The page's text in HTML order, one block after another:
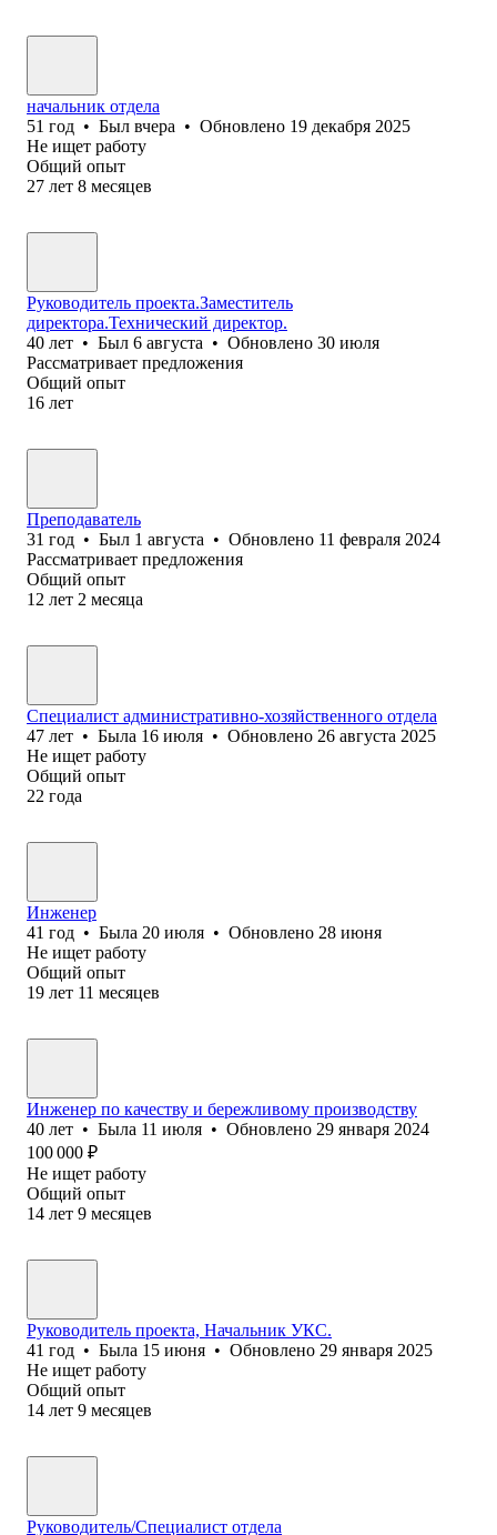
начальник отдела
51 год • Был вчера • Обновлено 19 декабря 2025
Не ищет работу
Общий опыт
27 лет 8 месяцев
Руководитель проекта.Заместитель
директора.Технический директор.
40 лет • Был 6 августа • Обновлено 30 июля
Рассматривает предложения
Общий опыт
16 лет
Преподаватель
31 год • Был 1 августа • Обновлено 11 февраля 2024
Рассматривает предложения
Общий опыт
12 лет 2 месяца
Специалист административно-хозяйственного отдела
47 лет • Была 16 июля • Обновлено 26 августа 2025
Не ищет работу
Общий опыт
22 года
Инженер
41 год • Была 20 июля • Обновлено 28 июня
Не ищет работу
Общий опыт
19 лет 11 месяцев
Инженер по качеству и бережливому производству
40 лет • Была 11 июля • Обновлено 29 января 2024
100 000 ₽
Не ищет работу
Общий опыт
14 лет 9 месяцев
Руководитель проекта, Начальник УКС.
41 год • Была 15 июня • Обновлено 29 января 2025
Не ищет работу
Общий опыт
14 лет 9 месяцев
Руководитель/Специалист отдела